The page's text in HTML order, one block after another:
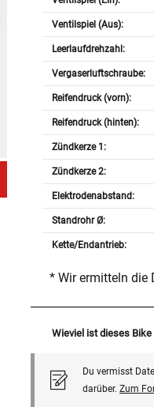
Ventilspiel (Aus):
Leerlaufdrehzahl:
Vergaserluftschraube:
Reifendruck (vorn):
Reifendruck (hinten):
Zündkerze 1:
Zündkerze 2:
Elektrodenabstand:
Standrohr Ø:
Kette/Endantrieb:
* Wir ermitteln die
Wieviel ist dieses Bike
Du vermisst
darüber. Zum